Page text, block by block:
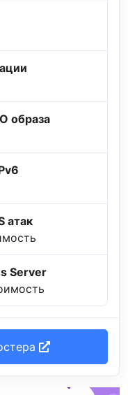
образа
атак
Server